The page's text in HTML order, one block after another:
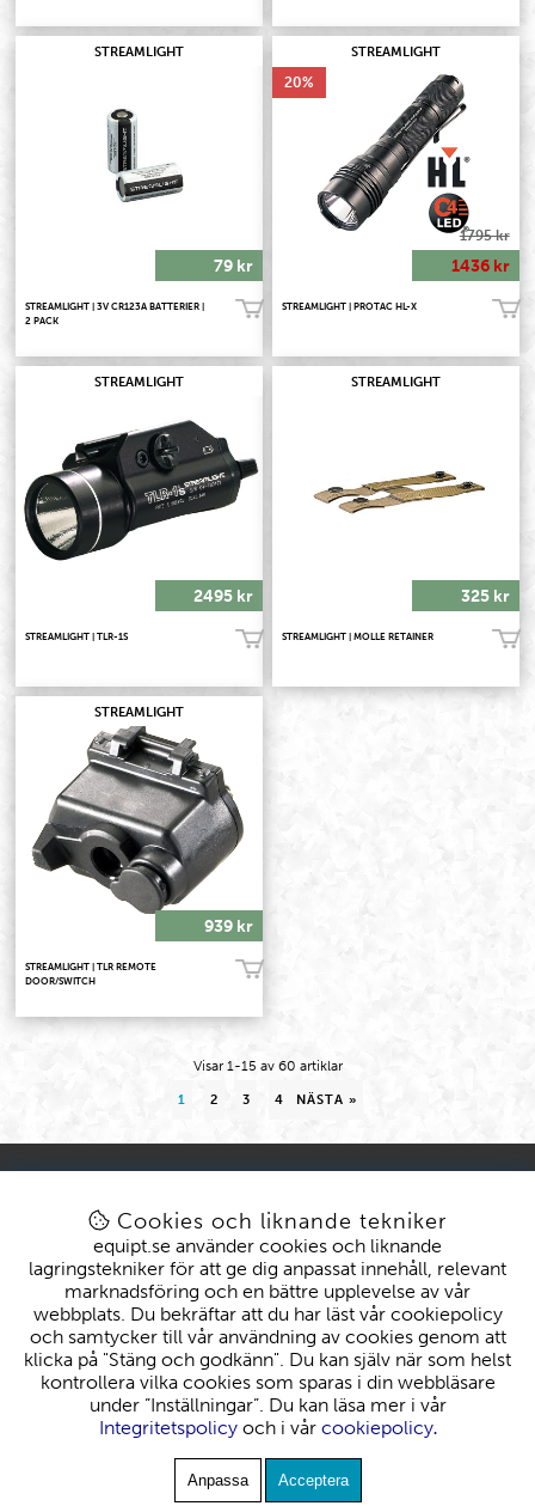
STREAMLIGHT
79 kr
STREAMLIGHT | 3V CR123A BATTERIER |
2 PACK
Köp!
STREAMLIGHT
20
1795 kr
1436 kr
STREAMLIGHT | PROTAC HL-X Köp!
STREAMLIGHT
2495 kr
STREAMLIGHT | TLR-1S Köp!
STREAMLIGHT
325 kr
STREAMLIGHT | MOLLE RETAINER Köp!
STREAMLIGHT
939 kr
STREAMLIGHT | TLR REMOTE
DOOR/SWITCH
Köp!
Visar 1-15 av 60 artiklar
1 2 3 4 NÄSTA »
kundtjanst@equipt.se
Öppettider: Vardagar 08-16
Mitt konto
Köpvillkor
Byten & Reklamationer
Leveranser
EQUIPT
Om oss
Cookies och liknande tekniker
equipt.se använder cookies och liknande
lagringstekniker för att ge dig anpassat innehåll, relevant
marknadsföring och en bättre upplevelse av vår
webbplats. Du bekräftar att du har läst vår cookiepolicy
och samtycker till vår användning av cookies genom att
klicka på "Stäng och godkänn". Du kan själv när som helst
kontrollera vilka cookies som sparas i din webbläsare
under ”Inställningar”. Du kan läsa mer i vår
Integritetspolicyoch i vår cookiepolicy.
Anpassa Acceptera